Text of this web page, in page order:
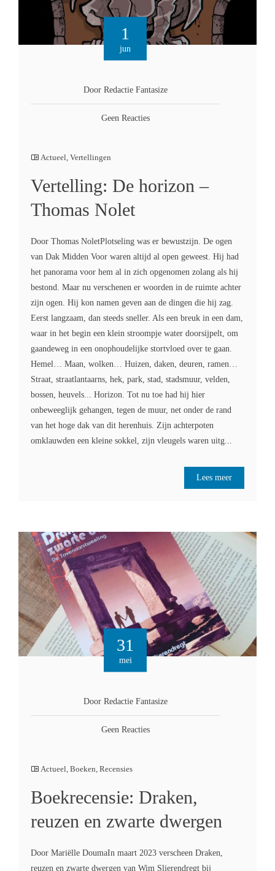
1
jun
Door Redactie Fantasize
Geen Reacties
Actueel Vertellingen
Vertelling: De horizon –
Thomas Nolet
Door Thomas NoletPlotseling was er bewustzijn. De ogen
van Dak Midden Voor waren altijd al open geweest. Hij had
het panorama voor hem al in zich opgenomen zolang als hij
bestond. Maar nu verschenen er woorden in de ruimte achter
zijn ogen. Hij kon namen geven aan de dingen die hij zag.
Eerst langzaam, dan steeds sneller. Als een breuk in een dam,
waar in het begin een klein stroompje water doorsijpelt, om
gaandeweg in een onophoudelijke stortvloed over te gaan.
Hemel… Maan, wolken… Huizen, daken, deuren, ramen…
Straat, straatlantaarns, hek, park, stad, stadsmuur, velden,
bossen, heuvels... Horizon. Tot nu toe had hij hier
onbeweeglijk gehangen, tegen de muur, net onder de rand
van het hoge dak van dit herenhuis. Zijn achterpoten
omklauwden een kleine sokkel, zijn vleugels waren uitg...
Lees meer
31
mei
Door Redactie Fantasize
Geen Reacties
Actueel, Boeken, Recensies
Boekrecensie: Draken,
reuzen en zwarte dwergen
Door Mariëlle DoumaIn maart 2023 verscheen Draken,
reuzen en zwarte dwergen van Wim Slierendregt bij